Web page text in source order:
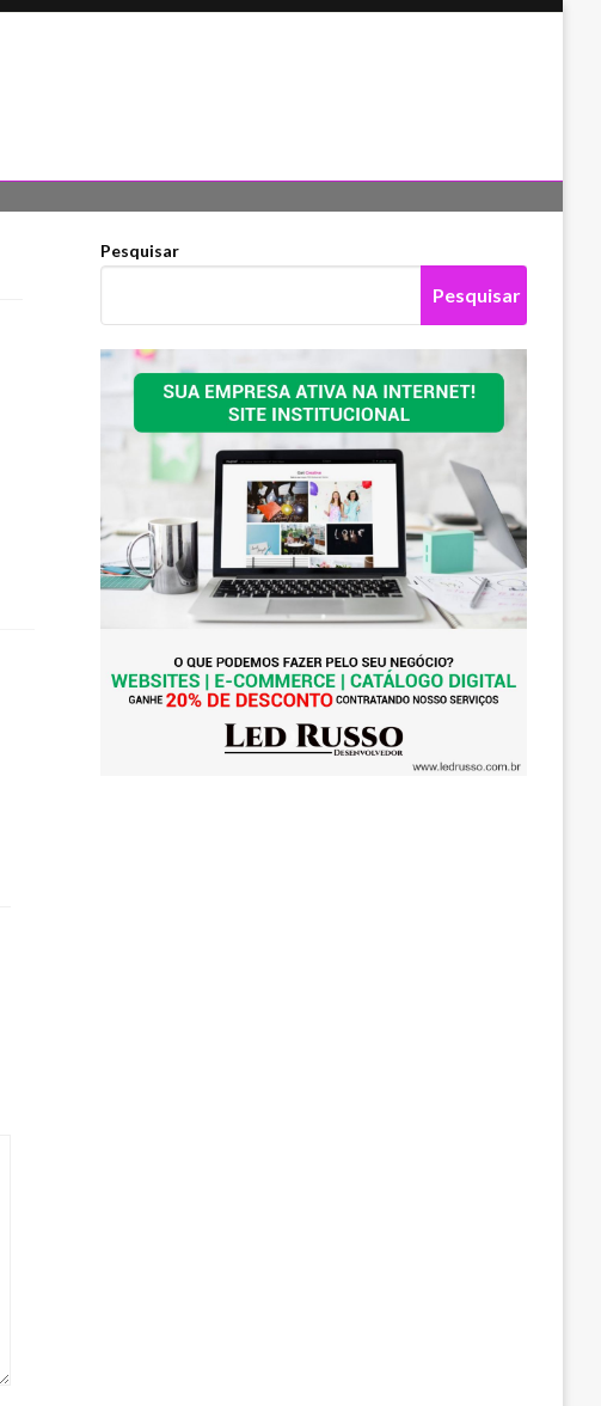
Pesquisar
Pesquisar